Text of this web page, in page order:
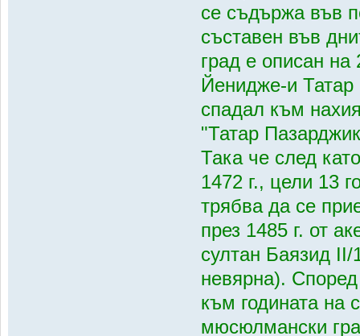
се съдържа във
съставен във
град е описан
Йенидже-и Татар
спадал към
"Татар
Така че след
1472 г., цели 13
трябва да се
през 1485 г. от
султан Баязид
невярна).
към годината на
мюсюлмански